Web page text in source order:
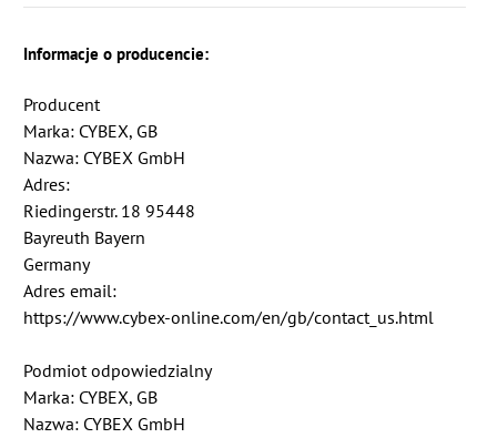
Informacje o producencie:
Producent
Marka: CYBEX, GB
Nazwa: CYBEX GmbH
Adres:
Riedingerstr. 18 95448
Bayreuth Bayern
Germany
Adres email:
https://www.cybex-online.com/en/gb/contact_us.html
Podmiot odpowiedzialny
Marka: CYBEX, GB
Nazwa: CYBEX GmbH